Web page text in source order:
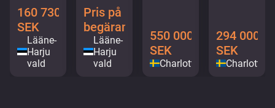
160 730
SEK
Lääne-
Harju
vald
Pris på
begäran
Lääne-
Harju
vald
550 000
SEK
Charlottenberg
294 000
SEK